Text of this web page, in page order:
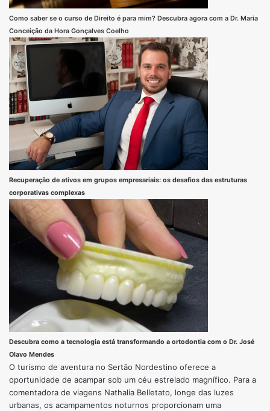
Como saber se o curso de Direito é para mim? Descubra agora com a Dr. Maria
Conceição da Hora Gonçalves Coelho
Recuperação de ativos em grupos empresariais: os desafios das estruturas
corporativas complexas
Descubra como a tecnologia está transformando a ortodontia com o Dr. José
Olavo Mendes
O turismo de aventura no Sertão Nordestino oferece a
oportunidade de acampar sob um céu estrelado magnífico. Para a
comentadora de viagens Nathalia Belletato, longe das luzes
urbanas, os acampamentos noturnos proporcionam uma